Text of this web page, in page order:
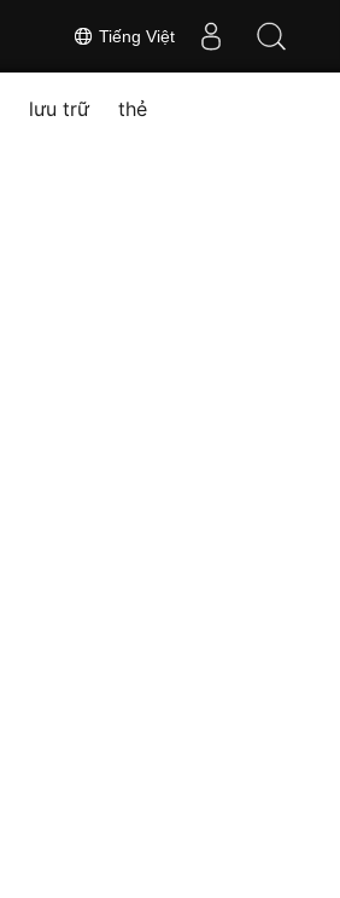
Tiếng Việt
lưu trữ thẻ